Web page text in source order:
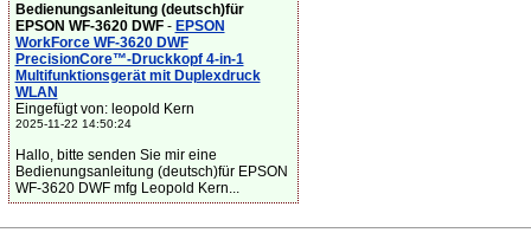
Bedienungsanleitung (deutsch)für
EPSON WF-3620 DWF- EPSON
WorkForce WF-3620 DWF
PrecisionCore™-Druckkopf 4-in-1
Multifunktionsgerät mit Duplexdruck
WLAN
Eingefügt von: leopold Kern
2025-11-22 14:50:24
Hallo, bitte senden Sie mir eine
Bedienungsanleitung (deutsch)für EPSON
WF-3620 DWF mfg Leopold Kern...